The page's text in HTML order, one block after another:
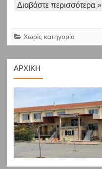
Διαβάστε περισσότερα »
Χωρίς κατηγορία
ΑΡΧΙΚΗ